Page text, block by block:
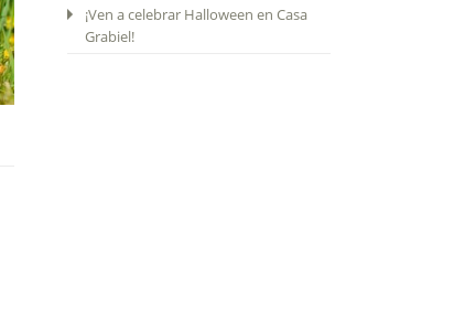
¡Ven a celebrar Halloween en Casa
Grabiel!